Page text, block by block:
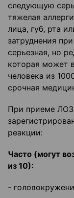
следующую
тяжелая
лица, губ, рта
затруднения
серьезная, но
которая может
человека из
срочная
При приеме
реакции:
Часто (могут
из 10):
-